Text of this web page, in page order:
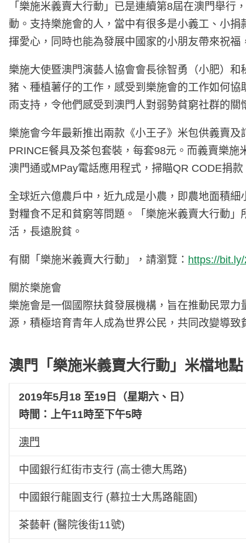
「樂施米義賣大行動」已是連續第8屆在澳門舉
動。支持樂施會的人，當中有很多是小義工、小
揮愛心，同時也能為發展中國家的小朋友帶來祝
樂施大使暨澳門演藝人協會會長徐智勇（小肥）
豬、種植薯仔的工作，感受到樂施會的工作如何
雨支持，令他們感受到澳門人對弱勢貧窮社群的關
樂施會今年最新推出兩款《小王子》米包供義賣
PRINCE餐具及茶包套裝，每套98元。而義賣樂
澳門通或MPay電話應用程式，掃瞄QR CODE捐款
全球近六億農戶中，近九成是小農，即農地面積
對糧食不足和貧窮等問題。「樂施米義賣大行動
活，長遠脫貧。
有關「樂施米義賣大行動」，請瀏覽： https://
關於樂施會
樂施會是一個國際扶貧發展機構，旨在推動民眾
源，積極培育青年人成為世界公民，共同改變導致
澳門「樂施米義賣大行動」米檔地點
2019年5月18 至19日（星期六、日）
時間：上午11時至下午5時
澳門
中國銀行紅街市支行 (高士德大馬路)
中國銀行龍園支行 (慕拉士大馬路龍園)
茶藝軒 (醫院後街11號)